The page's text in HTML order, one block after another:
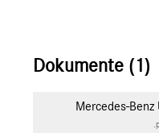
Dokumente (1)
Mercedes-